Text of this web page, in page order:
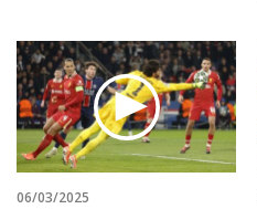
06/03/2025